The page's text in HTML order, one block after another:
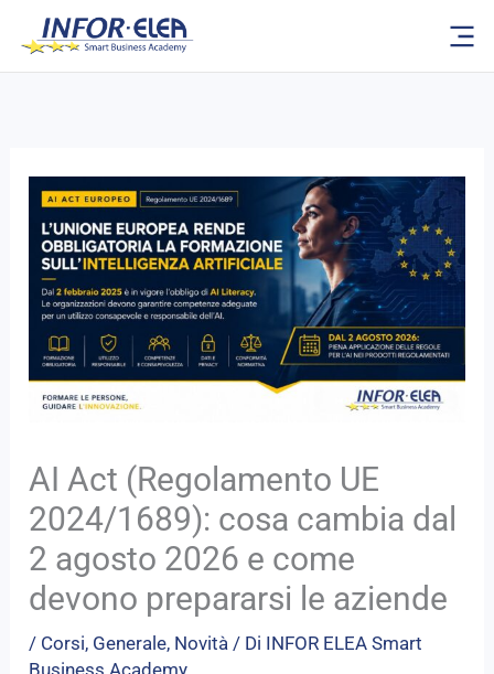
AI Act (Regolamento UE
2024/1689): cosa cambia dal
2 agosto 2026 e come
devono prepararsi le aziende
/ Corsi, Generale, Novità / Di INFOR ELEA Smart
Business Academy